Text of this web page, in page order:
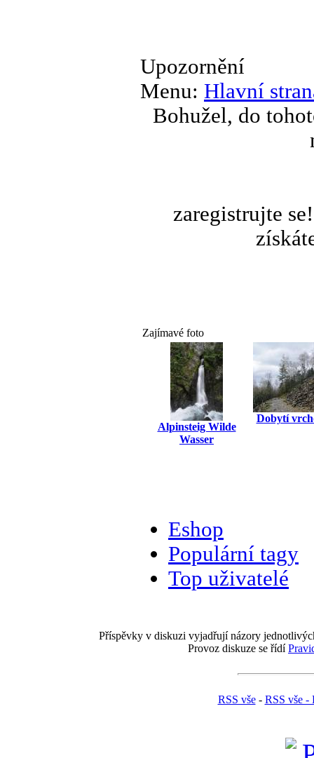
Upozornění
Menu: Hlavní
Bohužel, do
zaregistrujte
Zajímavé foto
Alpinsteig Wilde
Wasser
Dobytí
Eshop
Populární tagy
Top uživatelé
Příspěvky v diskuzi vyjadřují názory
Provoz diskuze se řídí
RSS vše- RSS vše -